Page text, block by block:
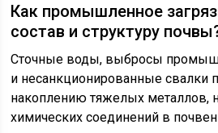
Как промышленное
состав и структуру
Сточные воды, выбросы
и несанкционированные свалки
накоплению тяжелых металлов,
химических соединений в